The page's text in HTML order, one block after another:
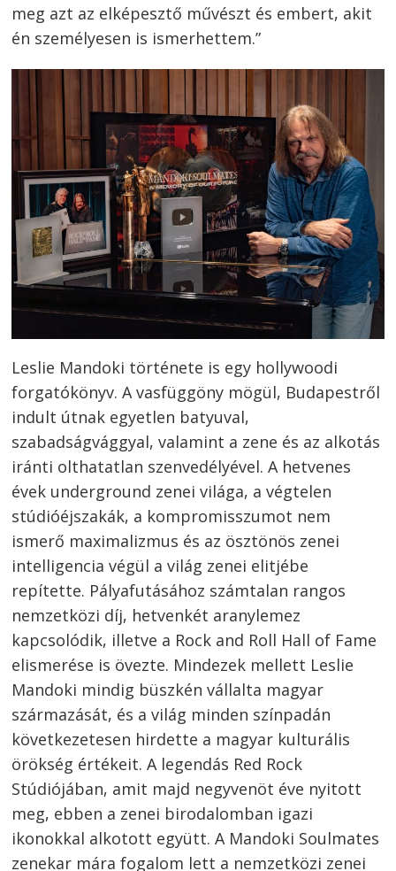
meg azt az elképesztő művészt és embert, akit
én személyesen is ismerhettem.”
Leslie Mandoki története is egy hollywoodi
forgatókönyv. A vasfüggöny mögül, Budapestről
indult útnak egyetlen batyuval,
szabadságvággyal, valamint a zene és az alkotás
iránti olthatatlan szenvedélyével. A hetvenes
évek underground zenei világa, a végtelen
stúdióéjszakák, a kompromisszumot nem
ismerő maximalizmus és az ösztönös zenei
intelligencia végül a világ zenei elitjébe
repítette. Pályafutásához számtalan rangos
nemzetközi díj, hetvenkét aranylemez
kapcsolódik, illetve a Rock and Roll Hall of Fame
elismerése is övezte. Mindezek mellett Leslie
Mandoki mindig büszkén vállalta magyar
származását, és a világ minden színpadán
következetesen hirdette a magyar kulturális
örökség értékeit. A legendás Red Rock
Stúdiójában, amit majd negyvenöt éve nyitott
meg, ebben a zenei birodalomban igazi
ikonokkal alkotott együtt. A Mandoki Soulmates
zenekar mára fogalom lett a nemzetközi zenei